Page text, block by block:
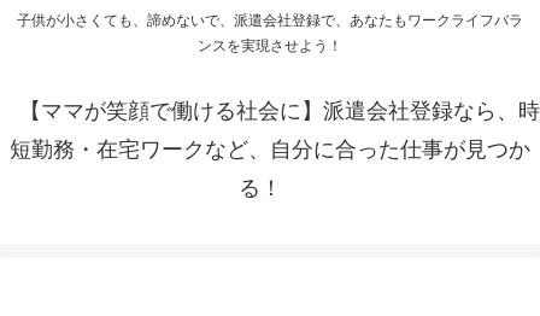
子供が小さくても、諦めないで、派遣会社登録で、あなたもワークライフバラ
ンスを実現させよう！
【ママが笑顔で働ける社会に】派遣会社登録なら、時
短勤務・在宅ワークなど、自分に合った仕事が見つか
る！